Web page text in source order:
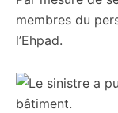
membres du
l’Ehpad.